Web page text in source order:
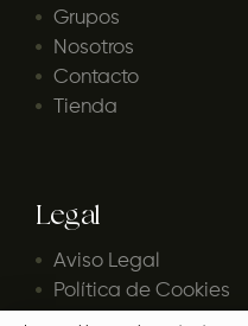
Grupos
Nosotros
Contacto
Tienda
Legal
Aviso Legal
Política de Cookies
Política de Privacidad